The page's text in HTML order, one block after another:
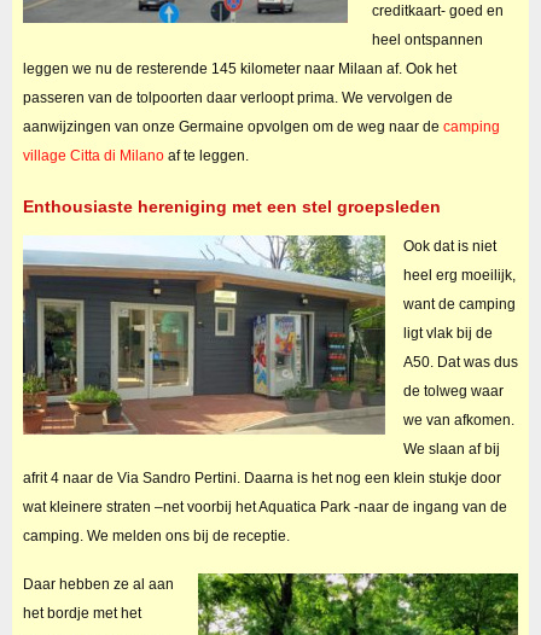
creditkaart- goed en
heel ontspannen
leggen we nu de resterende 145 kilometer naar Milaan af. Ook het
passeren van de tolpoorten daar verloopt prima. We vervolgen de
aanwijzingen van onze Germaine opvolgen om de weg naar de camping
village Citta di Milanoaf te leggen.
Enthousiaste hereniging met een stel groepsleden
Ook dat is niet
heel erg moeilijk,
want de camping
ligt vlak bij de
A50. Dat was dus
de tolweg waar
we van afkomen.
We slaan af bij
afrit 4 naar de Via Sandro Pertini. Daarna is het nog een klein stukje door
wat kleinere straten –net voorbij het Aquatica Park -naar de ingang van de
camping. We melden ons bij de receptie.
Daar hebben ze al aan
het bordje met het